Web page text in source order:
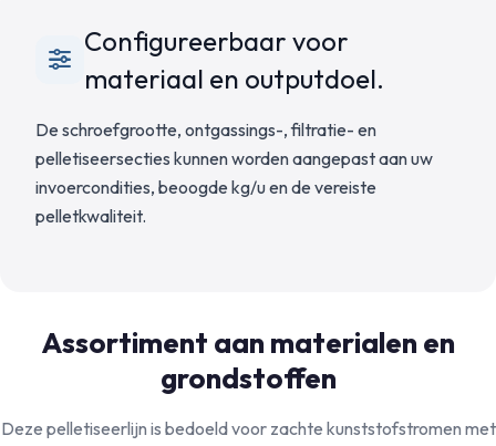
Configureerbaar voor
materiaal en outputdoel.
De schroefgrootte, ontgassings-, filtratie- en
pelletiseersecties kunnen worden aangepast aan uw
invoercondities, beoogde kg/u en de vereiste
pelletkwaliteit.
Assortiment aan materialen en
grondstoffen
Deze pelletiseerlijn is bedoeld voor zachte kunststofstromen met